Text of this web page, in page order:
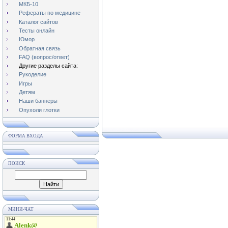
МКБ-10
Рефераты по медицине
Каталог сайтов
Тесты онлайн
Юмор
Обратная связь
FAQ (вопрос/ответ)
Другие разделы сайта:
Рукоделие
Игры
Детям
Наши баннеры
Опухоли глотки
ФОРМА ВХОДА
ПОИСК
МИНИ-ЧАТ